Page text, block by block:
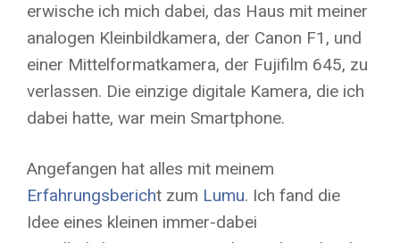
erwische ich mich dabei, das Haus mit meiner
analogen Kleinbildkamera, der Canon F1, und
einer Mittelformatkamera, der Fujifilm 645, zu
verlassen. Die einzige digitale Kamera, die ich
dabei hatte, war mein Smartphone.
Angefangen hat alles mit meinem
Erfahrungsbericht zum Lumu. Ich fand die
Idee eines kleinen immer-dabei